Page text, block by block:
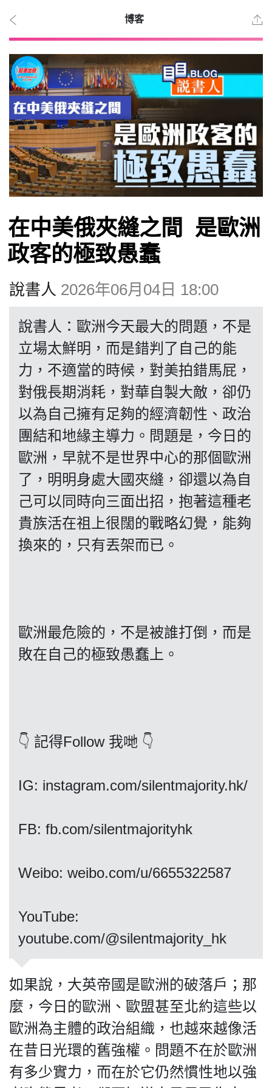
2026
年 8
月 6
日
時事
觀點
投票
視頻
昔日
系列
活動
關於我們
聯絡我們
私
政
策
及
責
聲
明
©
2018
Silent
Majority
For
博客
在中美俄夾縫之間 是歐洲
政客的極致愚蠢
說書人 2026年06月04日 18:00
說書人：歐洲今天最大的問題，不是
立場太鮮明，而是錯判了自己的能
力，不適當的時候，對美拍錯馬屁，
對俄長期消耗，對華自製大敵，卻仍
以為自己擁有足夠的經濟韌性、政治
團結和地緣主導力。問題是，今日的
歐洲，早就不是世界中心的那個歐洲
了，明明身處大國夾縫，卻還以為自
己可以同時向三面出招，抱著這種老
貴族活在祖上很闊的戰略幻覺，能夠
換來的，只有丟架而已。
歐洲最危險的，不是被誰打倒，而是
敗在自己的極致愚蠢上。
👇 記得Follow 我哋 👇
IG: instagram.com/silentmajority.hk/
FB: fb.com/silentmajorityhk
Weibo: weibo.com/u/6655322587
YouTube:
youtube.com/@silentmajority_hk
如果說，大英帝國是歐洲的破落戶；那
麼，今日的歐洲、歐盟甚至北約這些以
歐洲為主體的政治組織，也越來越像活
在昔日光環的舊強權。問題不在於歐洲
有多少實力，而在於它仍然慣性地以強